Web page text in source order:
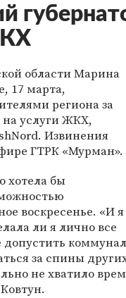
области Марина
17 марта,
региона за
услуги ЖКХ,
Извинения
ГТРК «Мурман».
хотела бы
воскресенье. «И я
ли я лично все
за спины
не хватило